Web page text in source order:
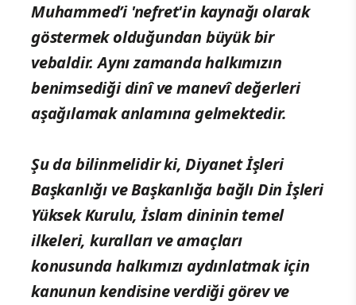
Muhammed’i 'nefret'in kaynağı olarak
göstermek olduğundan büyük bir
vebaldir. Aynı zamanda halkımızın
benimsediği dinî ve manevî değerleri
aşağılamak anlamına gelmektedir.
Şu da bilinmelidir ki, Diyanet İşleri
Başkanlığı ve Başkanlığa bağlı Din İşleri
Yüksek Kurulu, İslam dininin temel
ilkeleri, kuralları ve amaçları
konusunda halkımızı aydınlatmak için
kanunun kendisine verdiği görev ve